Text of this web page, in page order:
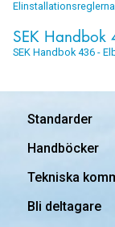
SEK Handbok
SEK Handbok 436 -
Standarder
Handböcker
Tekniska
Bli deltagare